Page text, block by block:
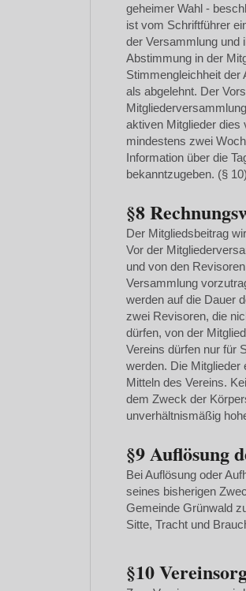
geheimer Wahl -
ist vom Schriftführer
der Versammlung und
Abstimmung in der
Stimmengleichheit der
als abgelehnt. Der
aktiven Mitglieder dies
mindestens zwei
Information über die
bekanntzugeben. (§
§8
Der Mitgliedsbeitrag
Vor der
und von den
Versammlung
werden auf die Dauer
zwei Revisoren, die
dürfen, von der
Vereins dürfen nur für
werden. Die Mitglieder
Mitteln des Vereins.
dem Zweck der
unverhältnismäßig
§9 Auflösung
Bei Auflösung oder
seines bisherigen
Gemeinde Grünwald
Sitte, Tracht und
§10